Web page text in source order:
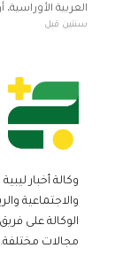
العربية
وتكون عادة رد
سنتين قبل
وكالة أخبار
والاجتماعية
الوكالة على
مجالات مختلفة.